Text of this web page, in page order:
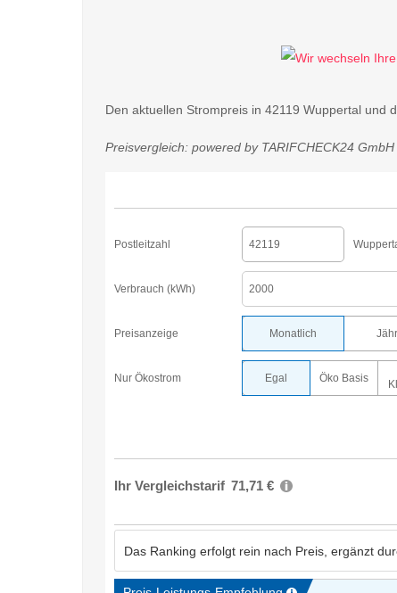
Den aktuellen Strompreis in 42119 Wuppertal und
Preisvergleich: powered by TARIFCHECK24 GmbH